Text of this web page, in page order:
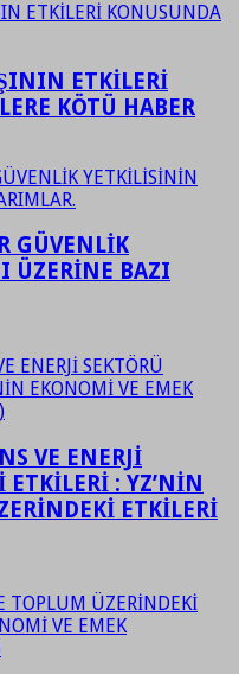
ETKİLERİ
KÖTÜ HABER
GÜVENLİK
ÜZERİNE BAZI
VE ENERJİ
ETKİLERİ : YZ’NİN
ETKİLERİ